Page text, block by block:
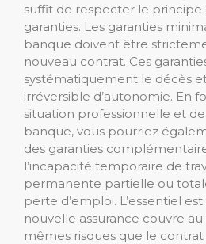
suffit de respecter le principe
garanties. Les garanties
banque doivent être
nouveau contrat. Ces
systématiquement le décès
irréversible d’autonomie. En
situation professionnelle et
banque, vous pourriez
des garanties
l’incapacité temporaire de
permanente partielle ou
perte d’emploi. L’essentiel
nouvelle assurance couvre
mêmes risques que le